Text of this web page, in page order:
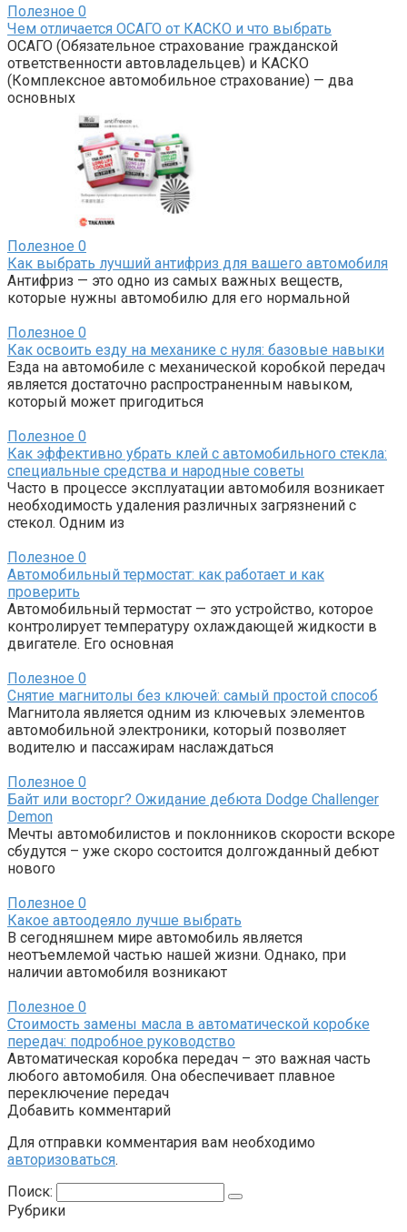
Полезное 0
Чем отличается ОСАГО от КАСКО и что выбрать
ОСАГО (Обязательное страхование гражданской
ответственности автовладельцев) и КАСКО
(Комплексное автомобильное страхование) — два
основных
Полезное 0
Как выбрать лучший антифриз для вашего автомобиля
Антифриз — это одно из самых важных веществ,
которые нужны автомобилю для его нормальной
Полезное 0
Как освоить езду на механике с нуля: базовые навыки
Езда на автомобиле с механической коробкой передач
является достаточно распространенным навыком,
который может пригодиться
Полезное 0
Как эффективно убрать клей с автомобильного стекла:
специальные средства и народные советы
Часто в процессе эксплуатации автомобиля возникает
необходимость удаления различных загрязнений с
стекол. Одним из
Полезное 0
Автомобильный термостат: как работает и как
проверить
Автомобильный термостат — это устройство, которое
контролирует температуру охлаждающей жидкости в
двигателе. Его основная
Полезное 0
Снятие магнитолы без ключей: самый простой способ
Магнитола является одним из ключевых элементов
автомобильной электроники, который позволяет
водителю и пассажирам наслаждаться
Полезное 0
Байт или восторг? Ожидание дебюта Dodge Challenger
Demon
Мечты автомобилистов и поклонников скорости вскоре
сбудутся – уже скоро состоится долгожданный дебют
нового
Полезное 0
Какое автоодеяло лучше выбрать
В сегодняшнем мире автомобиль является
неотъемлемой частью нашей жизни. Однако, при
наличии автомобиля возникают
Полезное 0
Стоимость замены масла в автоматической коробке
передач: подробное руководство
Автоматическая коробка передач – это важная часть
любого автомобиля. Она обеспечивает плавное
переключение передач
Добавить комментарий
Для отправки комментария вам необходимо
авторизоваться.
Поиск:
Рубрики